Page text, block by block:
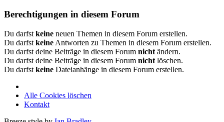
Berechtigungen in diesem Forum
Du darfst keine neuen Themen in diesem Forum erstellen.
Du darfst keine Antworten zu Themen in diesem Forum erstellen.
Du darfst deine Beiträge in diesem Forum nicht ändern.
Du darfst deine Beiträge in diesem Forum nicht löschen.
Du darfst keine Dateianhänge in diesem Forum erstellen.
Alle Cookies löschen
Kontakt